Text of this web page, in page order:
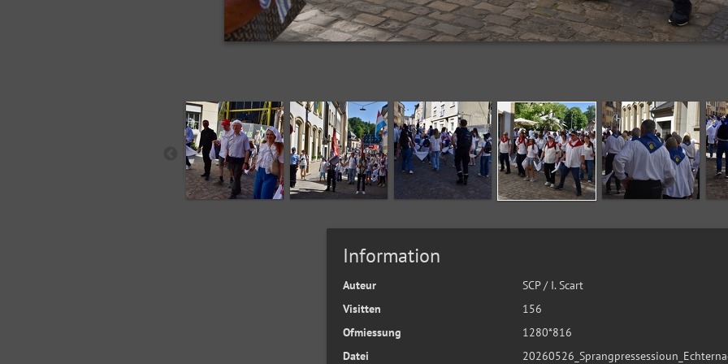
Information
Auteur
SCP / I. Scart
Visitten
156
Ofmiessung
1280*816
Datei